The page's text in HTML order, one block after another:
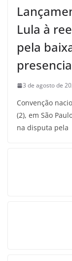
Lula à
pela
3 de agosto de
Convenção
(2), em São
na disputa pela